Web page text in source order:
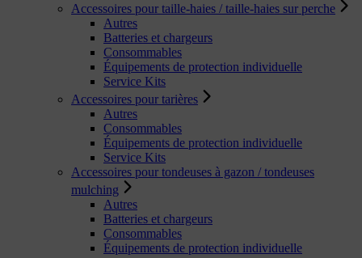
Accessoires pour taille-haies / taille-haies sur perche
Autres
Batteries et chargeurs
Consommables
Équipements de protection individuelle
Service Kits
Accessoires pour tarières
Autres
Consommables
Équipements de protection individuelle
Service Kits
Accessoires pour tondeuses à gazon / tondeuses
mulching
Autres
Batteries et chargeurs
Consommables
Équipements de protection individuelle